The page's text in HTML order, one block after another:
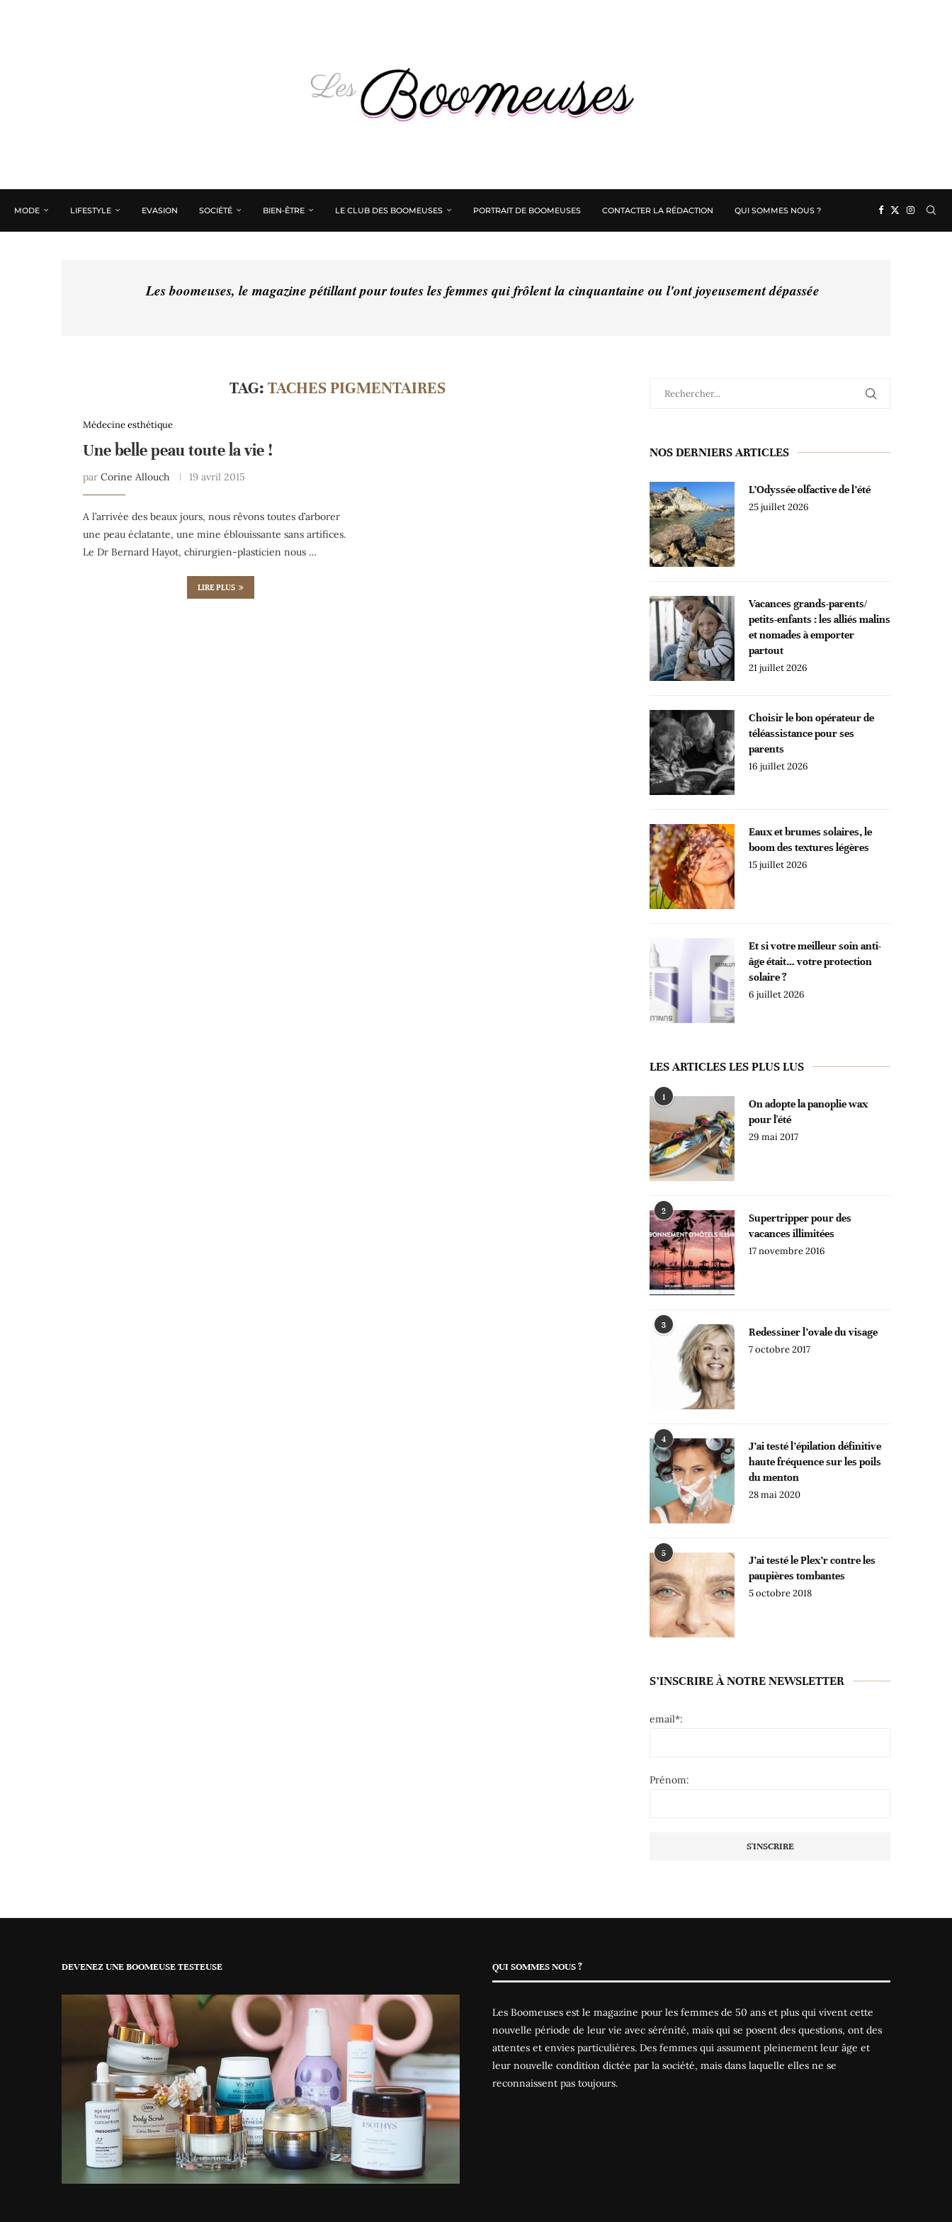
MODE LIFESTYLE EVASION SOCIÉTÉ BIEN-ÊTRE LE CLUB DES BOOMEUSES PORTRAIT DE BOOMEUSES CONTACTER LA RÉDACTION QUI SOMMES NOUS ?
Les boomeuses, le magazine pétillant pour toutes les femmes qui frôlent la cinquantaine ou l'ont joyeusement dépassée
TAG:TACHES PIGMENTAIRES
Médecine esthétique
Une belle peau toute la vie !
par Corine Allouch 19 avril 2015
A l’arrivée des beaux jours, nous rêvons toutes d’arborer
une peau éclatante, une mine éblouissante sans artifices.
Le Dr Bernard Hayot, chirurgien-plasticien nous …
LIRE PLUS
NOS DERNIERS ARTICLES
L’Odyssée olfactive de l’été
25 juillet 2026
Vacances grands-parents/
petits-enfants : les alliés malins
et nomades à emporter
partout
21 juillet 2026
Choisir le bon opérateur de
téléassistance pour ses
parents
16 juillet 2026
Eaux et brumes solaires, le
boom des textures légères
15 juillet 2026
Et si votre meilleur soin anti-
âge était… votre protection
solaire ?
6 juillet 2026
LES ARTICLES LES PLUS LUS
1
On adopte la panoplie wax
pour l'été
29 mai 2017
2
Supertripper pour des
vacances illimitées
17 novembre 2016
3
Redessiner l’ovale du visage
7 octobre 2017
4
J’ai testé l’épilation définitive
haute fréquence sur les poils
du menton
28 mai 2020
5
J’ai testé le Plex’r contre les
paupières tombantes
5 octobre 2018
S’INSCRIRE À NOTRE NEWSLETTER
email*:
Prénom:
DEVENEZ UNE BOOMEUSE TESTEUSE QUI SOMMES NOUS ?
Les Boomeuses est le magazine pour les femmes de 50 ans et plus qui vivent cette
nouvelle période de leur vie avec sérénité, mais qui se posent des questions, ont des
attentes et envies particulières. Des femmes qui assument pleinement leur âge et
leur nouvelle condition dictée par la société, mais dans laquelle elles ne se
reconnaissent pas toujours.